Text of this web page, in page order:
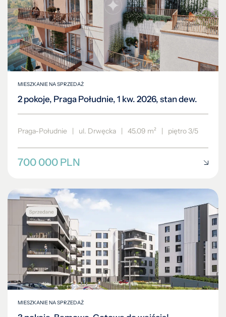
MIESZKANIE NA SPRZEDAŻ
2 pokoje, Praga Południe, 1 kw. 2026, stan dew.
Praga-Południe ul. Drwęcka 45.09 m² piętro 3/5
700 000 PLN
MIESZKANIE NA SPRZEDAŻ